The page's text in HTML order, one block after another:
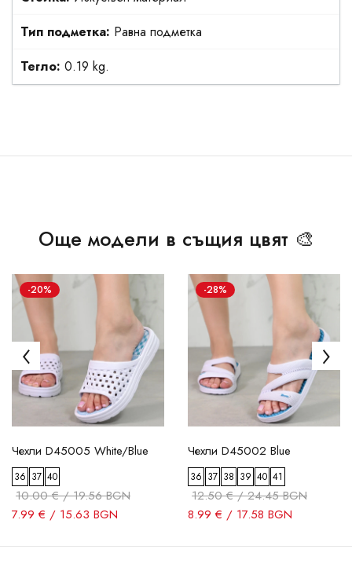
Тип подметка: Равна подметка
Тегло: 0.19 kg.
Още модели в същия цвят 🎨
-20%
Чехли D45005 White/Blue
36 37 40
10.00 € / 19.56 BGN
7.99 € / 15.63 BGN
-28%
Чехли D45002 Blue
36 37 38 39 40 41
12.50 € / 24.45 BGN
8.99 € / 17.58 BGN